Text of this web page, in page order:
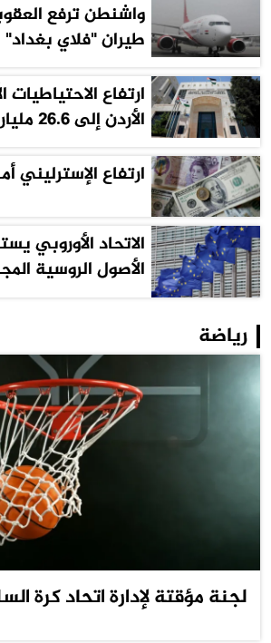
واشنطن ترفع
طيران "فلاي بغداد"
ارتفاع
الأردن
ارتفاع الإسترليني
الاتحاد الأوروبي
الأصول الروسية
رياضة
لجنة مؤقتة لإدارة اتحاد كرة